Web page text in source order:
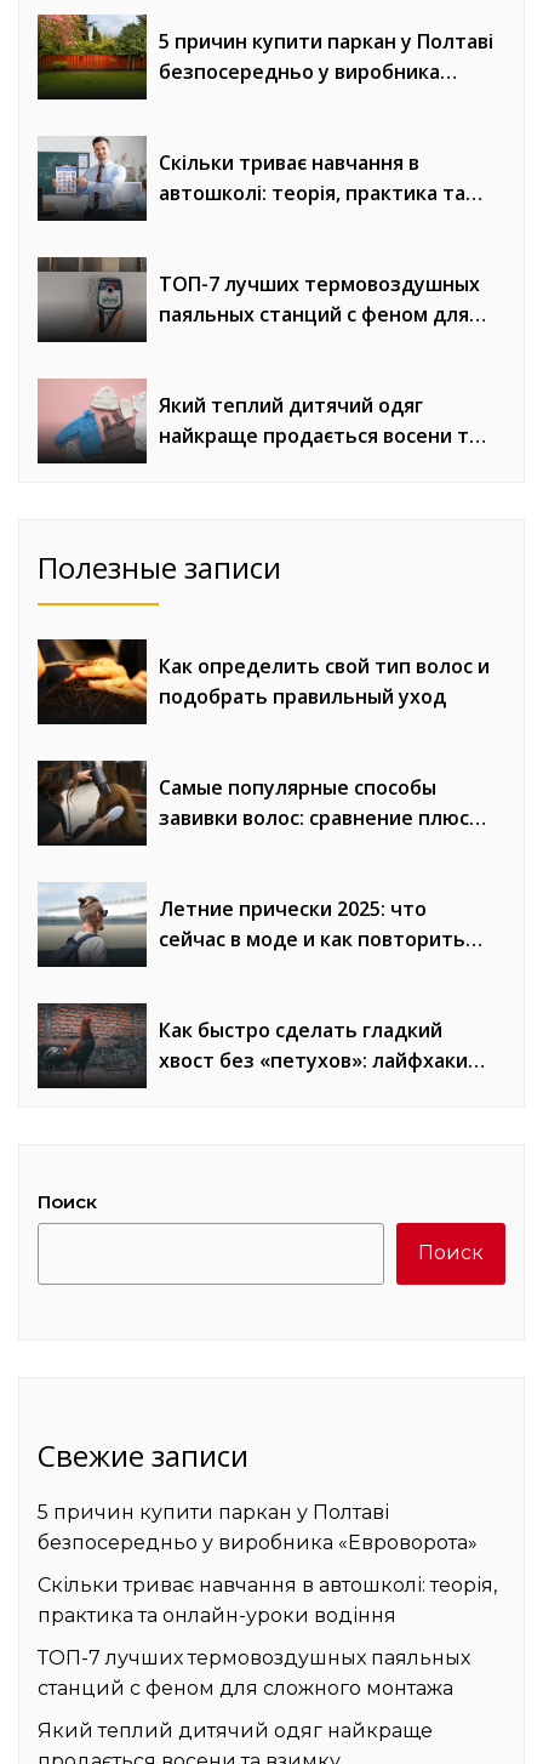
5 причин купити паркан у Полтаві
безпосередньо у виробника
Скільки триває навчання в
автошколі: теорія, практика та
ТОП-7 лучших термовоздушных
паяльных станций с феном для
Який теплий дитячий одяг
найкраще продається восени та
Полезные записи
Как определить свой тип волос и
подобрать правильный уход
Самые популярные способы
завивки волос: сравнение плюсов
Летние прически 2025: что
сейчас в моде и как повторить
Как быстро сделать гладкий
хвост без «петухов»: лайфхаки
Поиск
Поиск
Свежие записи
5 причин купити паркан у Полтаві
безпосередньо у виробника «Евроворота»
Скільки триває навчання в автошколі: теорія,
практика та онлайн-уроки водіння
ТОП-7 лучших термовоздушных паяльных
станций с феном для сложного монтажа
Який теплий дитячий одяг найкраще